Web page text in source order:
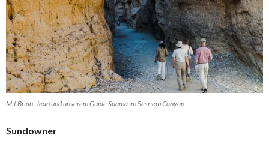
Mit Brian, Jean und unserem Guide Suama im Sesriem Canyon.
Sundowner